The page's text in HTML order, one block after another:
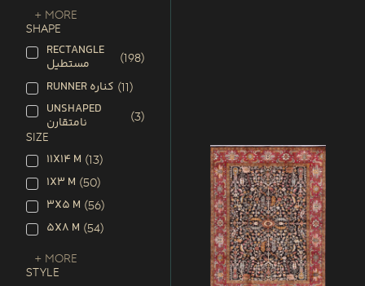
+ More
SHAPE
RECTANGLE
مستطیل (198)
RUNNER کناره (11)
UNSHAPED
نامتقارن (3)
SIZE
11X14 M (13)
1X3 M (50)
3X5 M (56)
5X8 M (54)
+ More
STYLE